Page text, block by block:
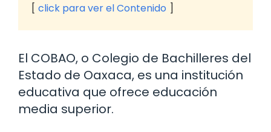
click para ver el Contenido
El COBAO, o Colegio de Bachilleres del
Estado de Oaxaca, es una institución
educativa que ofrece educación
media superior.